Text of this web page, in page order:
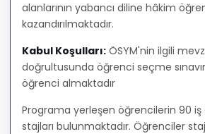
alanlarının yabancı diline hâkim
kazandırılmaktadır.
Kabul Koşulları: ÖSYM'nin ilgili
doğrultusunda öğrenci seçme
öğrenci almaktadır
Programa yerleşen öğrencilerin 90 iş
stajları bulunmaktadır. Öğrenciler